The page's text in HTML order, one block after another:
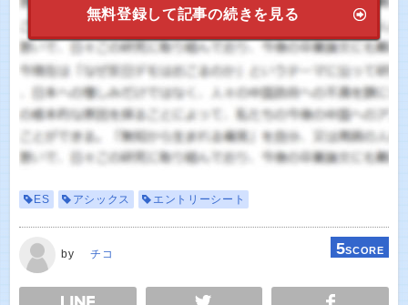
無料登録して記事の続きを見る
ES アシックス エントリーシート
by チコ 5SCORE
TWEET